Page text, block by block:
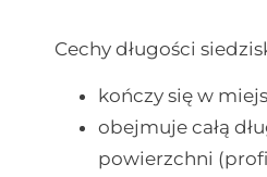
Cechy długości
kończy się w
obejmuje całą
powierzchni